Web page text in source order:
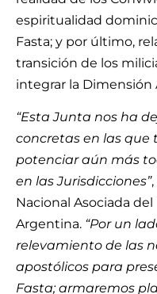
espiritualidad
Fasta; y por último,
transición de los
integrar la Dimensión
“Esta Junta nos ha
concretas en las
potenciar aún más
en las Jurisdicciones”
Nacional Asociada
Argentina. “Por un
relevamiento de las
apostólicos para
Fasta; armaremos